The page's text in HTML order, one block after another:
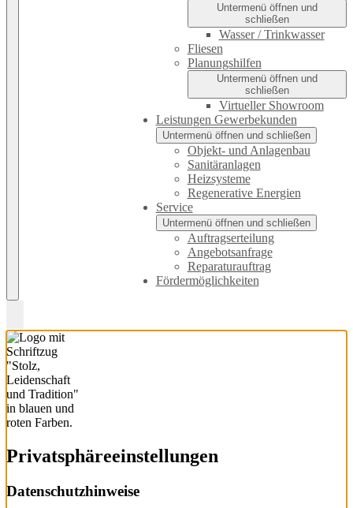
Untermenü öffnen und
schließen
Wasser / Trinkwasser
Fliesen
Planungshilfen
Untermenü öffnen und
schließen
Virtueller Showroom
Leistungen Gewerbekunden
Untermenü öffnen und schließen
Objekt- und Anlagenbau
Sanitäranlagen
Heizsysteme
Regenerative Energien
Service
Untermenü öffnen und schließen
Auftragserteilung
Angebotsanfrage
Reparaturauftrag
Fördermöglichkeiten
Privatsphäre­einstellungen
Datenschutzhinweise